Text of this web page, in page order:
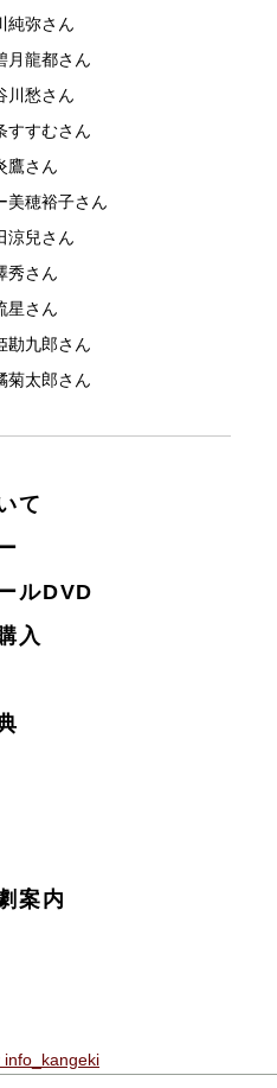
純弥さん
月龍都さん
川愁さん
すすむさん
鷹さん
美穂裕子さん
涼兒さん
秀さん
星さん
勘九郎さん
菊太郎さん
て
ルDVD
入
案内
info_kangeki